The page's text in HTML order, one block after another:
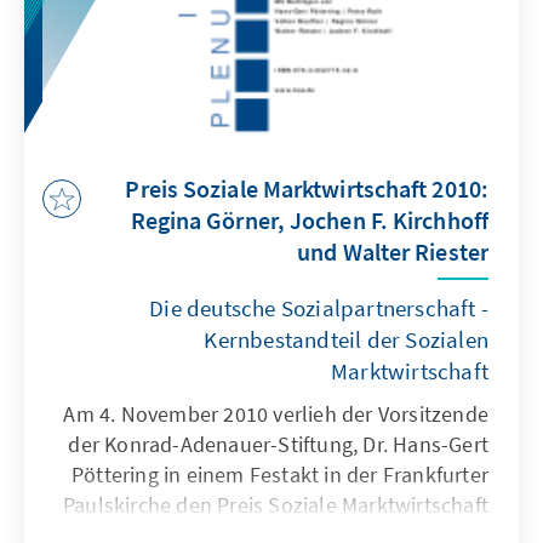
Preis Soziale Marktwirtschaft 2010:
Regina Görner, Jochen F. Kirchhoff
und Walter Riester
Die deutsche Sozialpartnerschaft -
Kernbestandteil der Sozialen
Marktwirtschaft
Am 4. November 2010 verlieh der Vorsitzende
der Konrad-Adenauer-Stiftung, Dr. Hans-Gert
Pöttering in einem Festakt in der Frankfurter
Paulskirche den Preis Soziale Marktwirtschaft